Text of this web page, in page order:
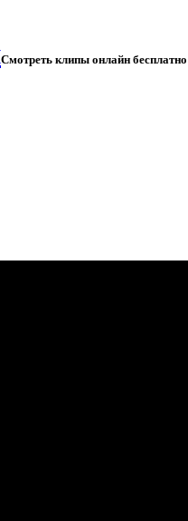
Смотреть клипы онлайн бесплатно